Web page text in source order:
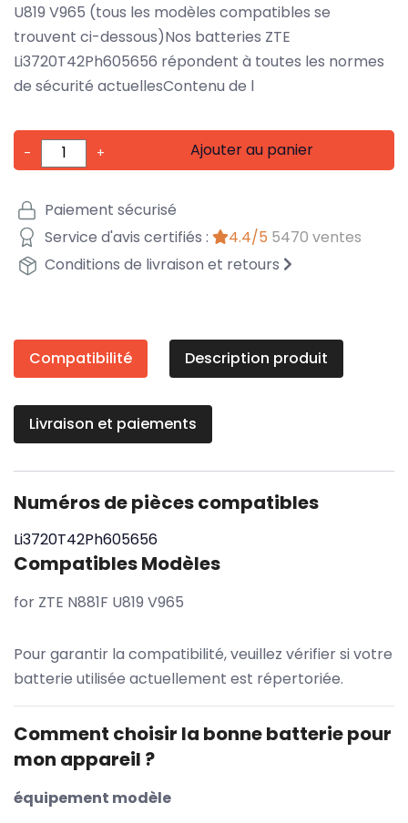
U819 V965 (tous les modèles compatibles se
trouvent ci-dessous)Nos batteries ZTE
Li3720T42Ph605656 répondent à toutes les normes
de sécurité actuellesContenu de l
- + Ajouter au panier
Paiement sécurisé
Service d'avis certifiés :
4.4/5 5470 ventes
Conditions de livraison et retours
Compatibilité Description produit
Livraison et paiements
Numéros de pièces compatibles
Li3720T42Ph605656
Compatibles Modèles
for ZTE N881F U819 V965
Pour garantir la compatibilité, veuillez vérifier si votre
batterie utilisée actuellement est répertoriée.
Comment choisir la bonne batterie pour
mon appareil ?
équipement modèle